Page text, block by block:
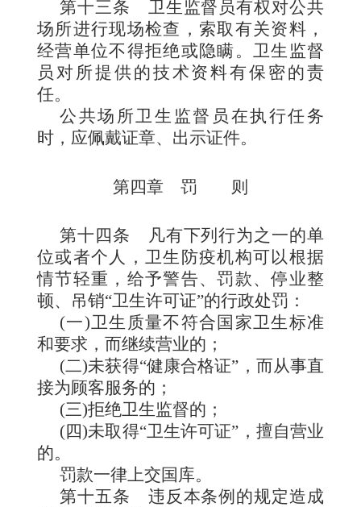
第十三条 卫生监督员有权对公共
场所进行现场检查，索取有关资料，
经营单位不得拒绝或隐瞒。卫生监督
员对所提供的技术资料有保密的责
任。
公共场所卫生监督员在执行任务
时，应佩戴证章、出示证件。
第四章 罚 则
第十四条 凡有下列行为之一的单
位或者个人，卫生防疫机构可以根据
情节轻重，给予警告、罚款、停业整
顿、吊销“卫生许可证”的行政处罚：
(一)卫生质量不符合国家卫生标准
和要求，而继续营业的；
(二)未获得“健康合格证”，而从事直
接为顾客服务的；
(三)拒绝卫生监督的；
(四)未取得“卫生许可证”，擅自营业
的。
罚款一律上交国库。
第十五条 违反本条例的规定造成